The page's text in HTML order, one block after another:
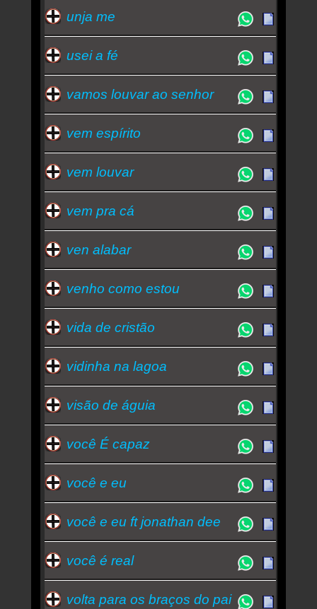
unja me
usei a fé
vamos louvar ao senhor
vem espírito
vem louvar
vem pra cá
ven alabar
venho como estou
vida de cristão
vidinha na lagoa
visão de águia
você É capaz
você e eu
você e eu ft jonathan dee
você é real
volta para os braços do pai